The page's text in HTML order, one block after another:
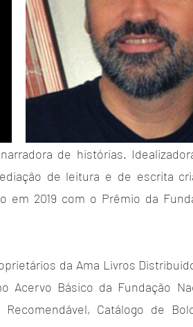
de histórias.
de leitura e de escrita
em 2019 com o Prêmio da
da Ama Livros
Acervo Básico da Fundação
Catálogo de